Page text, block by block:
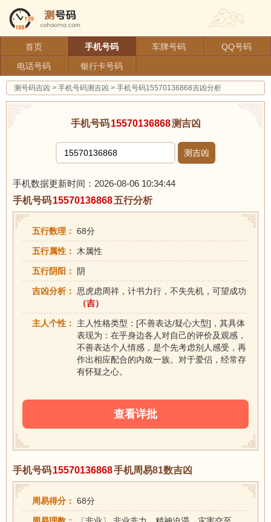
首页 手机号码 车牌号码
QQ号码
电话号码
银行卡号码
测号码吉凶 > 手机号码测吉凶 > 手机号码15570136868吉凶分析
手机号码 15570136868测吉凶
测吉凶
手机数据更新时间：2026-08-06 10:34:44
手机号码15570136868五行分析
五行数理： 68分
五行属性： 木属性
五行阴阳： 阴
吉凶分析：
思虎虑周祥，计书力行，不失先机，可望成功
（吉）
主人个性：
主人性格类型：[不善表达/疑心大型]，其具体
表现为：在乎身边各人对自己的评价及观感，
不善表达个人情感，是个先考虑别人感受，再
作出相应配合的内敛一族。对于爱侣，经常存
有怀疑之心。
查看详批
手机号码15570136868手机周易81数吉凶
周易得分： 68分